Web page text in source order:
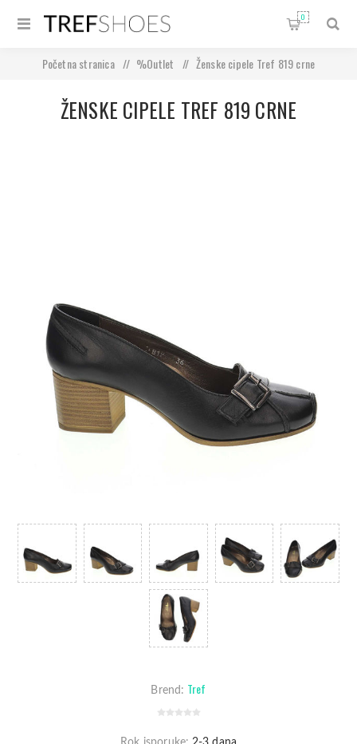
0
Početna stranica / %Outlet / Ženske cipele Tref 819 crne
ŽENSKE CIPELE TREF 819 CRNE
Brend: Tref